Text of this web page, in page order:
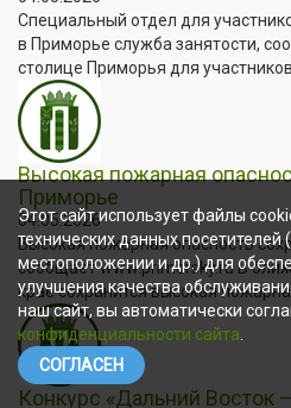
Специальный отдел для
в Приморье служба занятости,
столице Приморья для
Высокая пожарная
Приморье
04.05.2026
Высокая пожарная опасность
сообщает www.primorsky.ru В
крае сохранится высокая
Конкурс «Дальний Восток
Этот сайт использует файлы
технических данных посетителей
местоположении и др.) для
улучшения качества
наш сайт, вы автоматически
конфиденциальности сайта
СОГЛАСЕН